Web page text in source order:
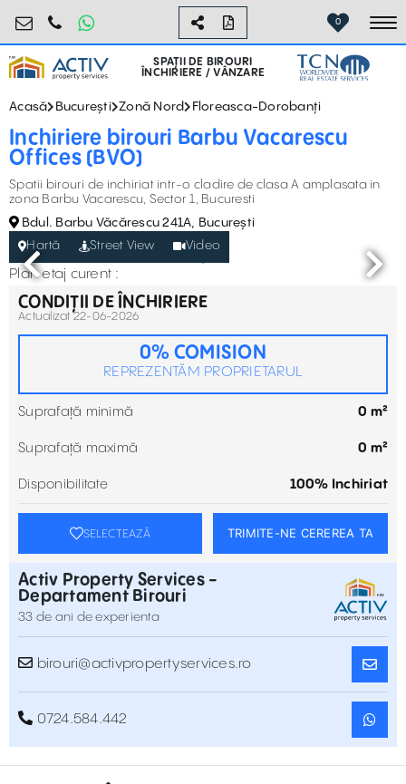
birouri@activpropertyservices.ro
0724.584.442 0
SPAȚII DE BIROURI
ÎNCHIRIERE / VÂNZARE
Acasă București Zonă Nord Floreasca-Dorobanți
Inchiriere birouri Barbu Vacarescu
Offices (BVO)
Spatii birouri de inchiriat intr-o cladire de clasa A amplasata in
zona Barbu Vacarescu, Sector 1, Bucuresti
Bdul. Barbu Văcărescu 241A, București
Hartă
Street View Video
Plan etaj curent :
CONDIȚII DE ÎNCHIRIERE
Actualizat 22-06-2026
0% COMISION
REPREZENTĂM PROPRIETARUL
Suprafață minimă 0 m²
Suprafață maximă 0 m²
Disponibilitate 100% Inchiriat
SELECTEAZĂ TRIMITE-NE CEREREA TA
Activ Property Services -
Departament Birouri
33 de ani de experienta
birouri@activpropertyservices.ro
0724.584.442